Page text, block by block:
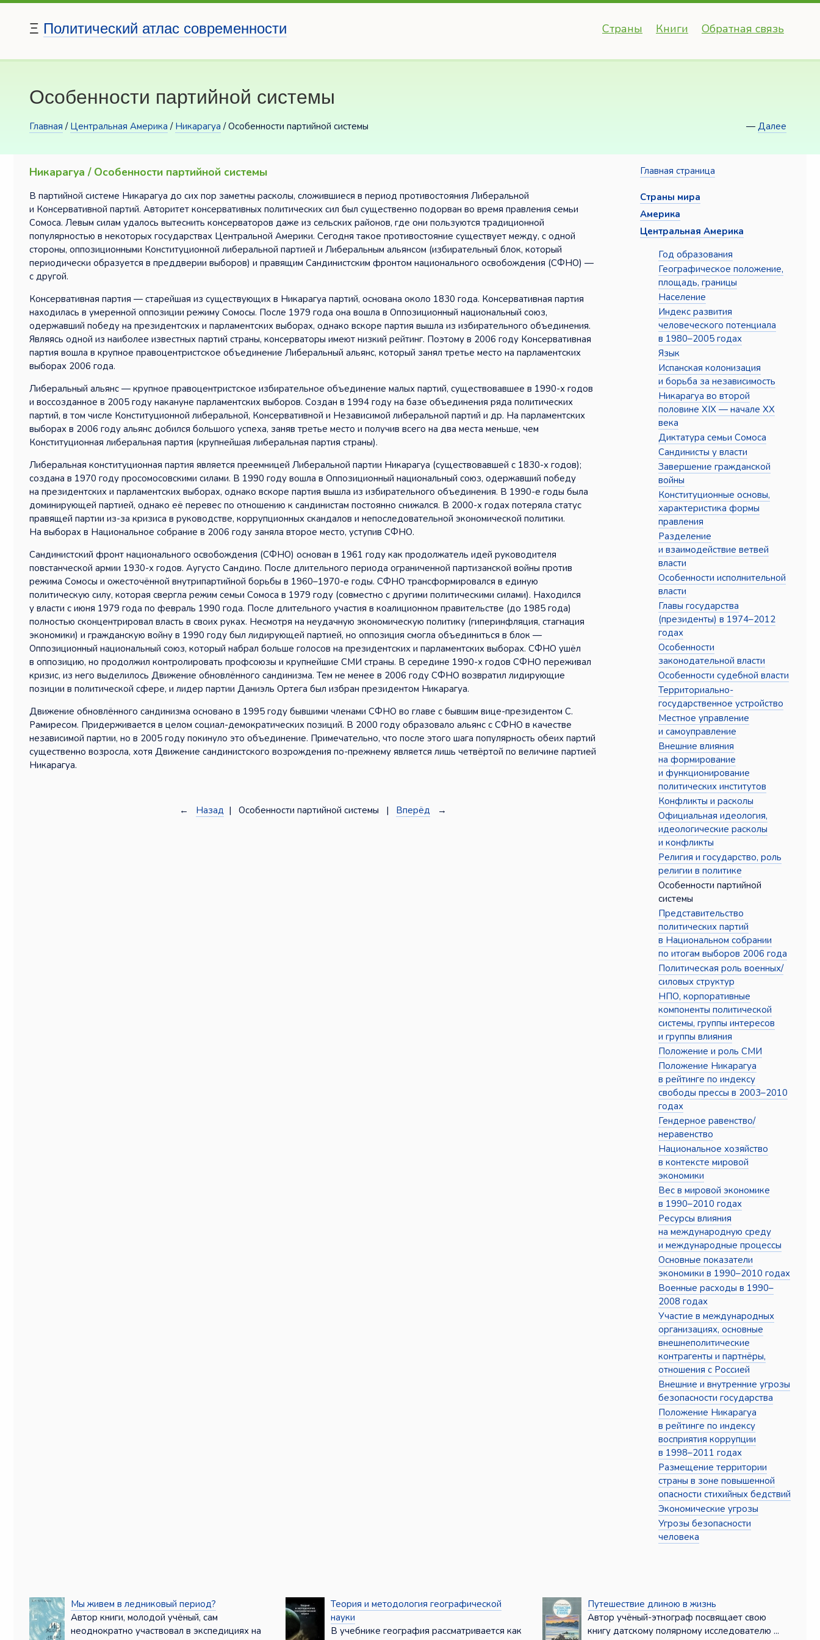
Ξ Политический атлас современности Страны Книги Обратная связь
Особенности партийной системы
Главная / Центральная Америка / Никарагуа / Особенности партийной системы — Далее
Никарагуа / Особенности партийной системы
В партийной системе Никарагуа до сих пор заметны расколы, сложившиеся в период противостояния Либеральной
и Консервативной партий. Авторитет консервативных политических сил был существенно подорван во время правления семьи
Сомоса. Левым силам удалось вытеснить консерваторов даже из сельских районов, где они пользуются традиционной
популярностью в некоторых государствах Центральной Америки. Сегодня такое противостояние существует между, с одной
стороны, оппозиционными Конституционной либеральной партией и Либеральным альянсом (избирательный блок, который
периодически образуется в преддверии выборов) и правящим Сандинистским фронтом национального освобождения (СФНО) —
с другой.
Консервативная партия — старейшая из существующих в Никарагуа партий, основана около 1830 года. Консервативная партия
находилась в умеренной оппозиции режиму Сомосы. После 1979 года она вошла в Оппозиционный национальный союз,
одержавший победу на президентских и парламентских выборах, однако вскоре партия вышла из избирательного объединения.
Являясь одной из наиболее известных партий страны, консерваторы имеют низкий рейтинг. Поэтому в 2006 году Консервативная
партия вошла в крупное правоцентристское объединение Либеральный альянс, который занял третье место на парламентских
выборах 2006 года.
Либеральный альянс — крупное правоцентристское избирательное объединение малых партий, существовавшее в 1990-х годов
и воссозданное в 2005 году накануне парламентских выборов. Создан в 1994 году на базе объединения ряда политических
партий, в том числе Конституционной либеральной, Консервативной и Независимой либеральной партий и др. На парламентских
выборах в 2006 году альянс добился большого успеха, заняв третье место и получив всего на два места меньше, чем
Конституционная либеральная партия (крупнейшая либеральная партия страны).
Либеральная конституционная партия является преемницей Либеральной партии Никарагуа (существовавшей с 1830-х годов);
создана в 1970 году просомосовскими силами. В 1990 году вошла в Оппозиционный национальный союз, одержавший победу
на президентских и парламентских выборах, однако вскоре партия вышла из избирательного объединения. В 1990-е годы была
доминирующей партией, однако её перевес по отношению к сандинистам постоянно снижался. В 2000-х годах потеряла статус
правящей партии из-за кризиса в руководстве, коррупционных скандалов и непоследовательной экономической политики.
На выборах в Национальное собрание в 2006 году заняла второе место, уступив СФНО.
Сандинистский фронт национального освобождения (СФНО) основан в 1961 году как продолжатель идей руководителя
повстанческой армии 1930-х годов. Аугусто Сандино. После длительного периода ограниченной партизанской войны против
режима Сомосы и ожесточённой внутрипартийной борьбы в 1960–1970-е годы. СФНО трансформировался в единую
политическую силу, которая свергла режим семьи Сомоса в 1979 году (совместно с другими политическими силами). Находился
у власти с июня 1979 года по февраль 1990 года. После длительного участия в коалиционном правительстве (до 1985 года)
полностью сконцентрировал власть в своих руках. Несмотря на неудачную экономическую политику (гиперинфляция, стагнация
экономики) и гражданскую войну в 1990 году был лидирующей партией, но оппозиция смогла объединиться в блок —
Оппозиционный национальный союз, который набрал больше голосов на президентских и парламентских выборах. СФНО ушёл
в оппозицию, но продолжил контролировать профсоюзы и крупнейшие СМИ страны. В середине 1990-х годов СФНО переживал
кризис, из него выделилось Движение обновлённого сандинизма. Тем не менее в 2006 году СФНО возвратил лидирующие
позиции в политической сфере, и лидер партии Даниэль Ортега был избран президентом Никарагуа.
Движение обновлённого сандинизма основано в 1995 году бывшими членами СФНО во главе с бывшим вице-президентом С.
Рамиресом. Придерживается в целом социал-демократических позиций. В 2000 году образовало альянс с СФНО в качестве
независимой партии, но в 2005 году покинуло это объединение. Примечательно, что после этого шага популярность обеих партий
существенно возросла, хотя Движение сандинистского возрождения по-прежнему является лишь четвёртой по величине партией
Никарагуа.
← Назад | Особенности партийной системы | Вперёд →
Главная страница
Страны мира
Америка
Центральная Америка
Год образования
Географическое положение,
площадь, границы
Население
Индекс развития
человеческого потенциала
в 1980–2005 годах
Язык
Испанская колонизация
и борьба за независимость
Никарагуа во второй
половине XIX — начале XX
века
Диктатура семьи Сомоса
Сандинисты у власти
Завершение гражданской
войны
Конституционные основы,
характеристика формы
правления
Разделение
и взаимодействие ветвей
власти
Особенности исполнительной
власти
Главы государства
(президенты) в 1974–2012
годах
Особенности
законодательной власти
Особенности судебной власти
Территориально-
государственное устройство
Местное управление
и самоуправление
Внешние влияния
на формирование
и функционирование
политических институтов
Конфликты и расколы
Официальная идеология,
идеологические расколы
и конфликты
Религия и государство, роль
религии в политике
Особенности партийной
системы
Представительство
политических партий
в Национальном собрании
по итогам выборов 2006 года
Политическая роль военных/
силовых структур
НПО, корпоративные
компоненты политической
системы, группы интересов
и группы влияния
Положение и роль СМИ
Положение Никарагуа
в рейтинге по индексу
свободы прессы в 2003–2010
годах
Гендерное равенство/
неравенство
Национальное хозяйство
в контексте мировой
экономики
Вес в мировой экономике
в 1990–2010 годах
Ресурсы влияния
на международную среду
и международные процессы
Основные показатели
экономики в 1990–2010 годах
Военные расходы в 1990–
2008 годах
Участие в международных
организациях, основные
внешнеполитические
контрагенты и партнёры,
отношения с Россией
Внешние и внутренние угрозы
безопасности государства
Положение Никарагуа
в рейтинге по индексу
восприятия коррупции
в 1998–2011 годах
Размещение территории
страны в зоне повышенной
опасности стихийных бедствий
Экономические угрозы
Угрозы безопасности
человека
Мы живем в ледниковый период?
Автор книги, молодой учёный, сам
неоднократно участвовал в экспедициях на
Теория и методология географической
науки
В учебнике география рассматривается как
Путешествие длиною в жизнь
Автор учёный-этнограф посвящает свою
книгу датскому полярному исследователю ...